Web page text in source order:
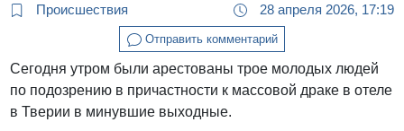
Происшествия 28 апреля 2026, 17:19
Отправить комментарий
Сегодня утром были арестованы трое молодых людей
по подозрению в причастности к массовой драке в отеле
в Тверии в минувшие выходные.